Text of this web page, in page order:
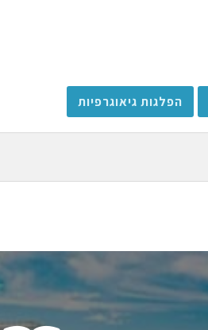
הפלגות גיאוגרפיות